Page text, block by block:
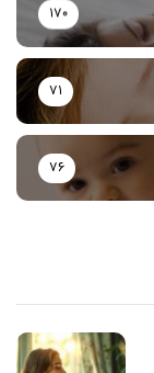
170
71
76